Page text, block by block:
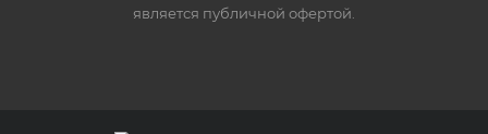
является публичной офертой.